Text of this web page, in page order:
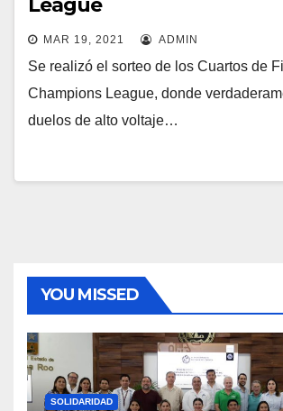
League
MAR 19, 2021 ADMIN
Se realizó el sorteo de los Cuartos de
Champions League, donde
duelos de alto voltaje…
YOU MISSED
SOLIDARIDAD